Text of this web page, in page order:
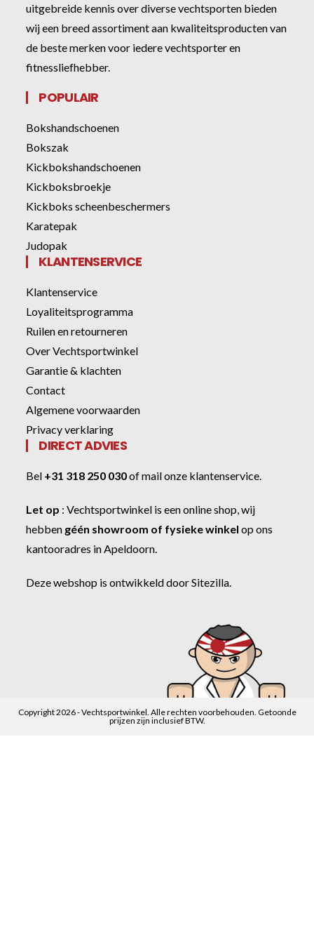
uitgebreide kennis over diverse vechtsporten bieden
wij een breed assortiment aan kwaliteitsproducten van
de beste merken voor iedere vechtsporter en
fitnessliefhebber.
POPULAIR
Bokshandschoenen
Bokszak
Kickbokshandschoenen
Kickboksbroekje
Kickboks scheenbeschermers
Karatepak
Judopak
KLANTENSERVICE
Klantenservice
Loyaliteitsprogramma
Ruilen en retourneren
Over Vechtsportwinkel
Garantie & klachten
Contact
Algemene voorwaarden
Privacy verklaring
DIRECT ADVIES
Bel +31 318 250 030ofmail onze klantenservice
Let op :Vechtsportwinkel is een online shop, wij
hebben géén showroom of fysieke winkel op ons
kantooradres in Apeldoorn.
Deze webshop is ontwikkeld doorSitezilla
Copyright 2026 - Vechtsportwinkel. Alle rechten voorbehouden. Getoonde
prijzen zijn inclusief BTW.